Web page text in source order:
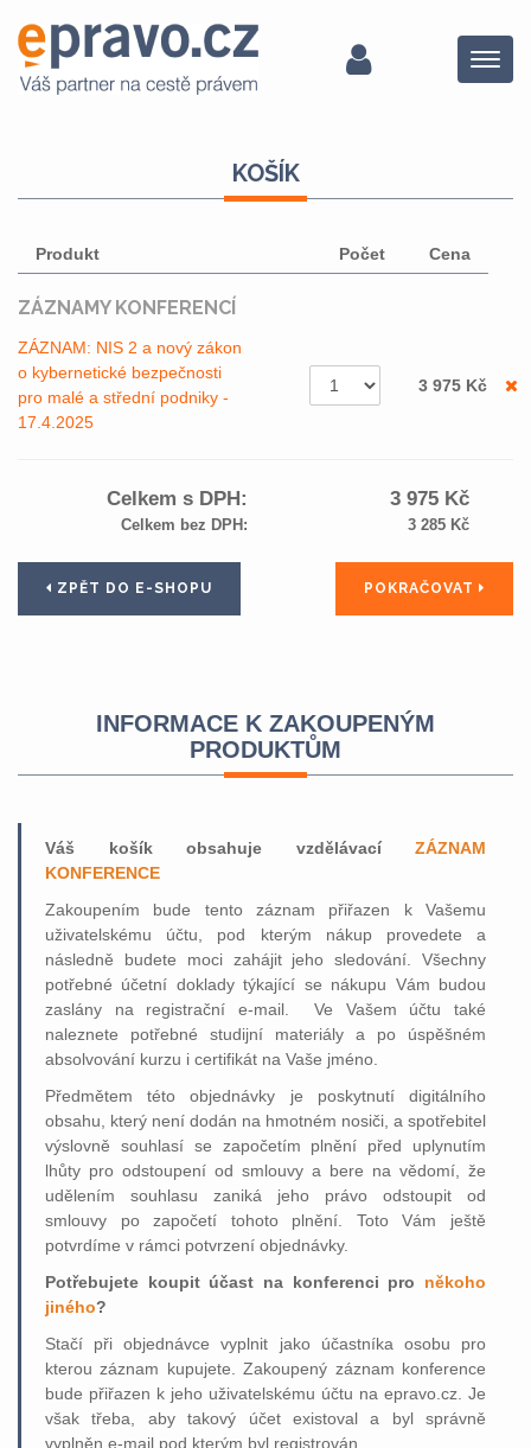
Menu
KOŠÍK
Produkt Počet Cena
ZÁZNAMY KONFERENCÍ
ZÁZNAM: NIS 2 a nový zákon
o kybernetické bezpečnosti
pro malé a střední podniky -
17.4.2025
3 975Kč
Celkem s DPH: 3 975Kč
Celkem bez DPH: 3 285Kč
ZPĚT DO E-SHOPU POKRAČOVAT
INFORMACE K ZAKOUPENÝM
PRODUKTŮM
Váš košík obsahuje vzdělávací ZÁZNAM
KONFERENCE
Zakoupením bude tento záznam přiřazen k Vašemu
uživatelskému účtu, pod kterým nákup provedete a
následně budete moci zahájit jeho sledování. Všechny
potřebné účetní doklady týkající se nákupu Vám budou
zaslány na registrační e-mail. Ve Vašem účtu také
naleznete potřebné studijní materiály a po úspěšném
absolvování kurzu i certifikát na Vaše jméno.
Předmětem této objednávky je poskytnutí digitálního
obsahu, který není dodán na hmotném nosiči, a spotřebitel
výslovně souhlasí se započetím plnění před uplynutím
lhůty pro odstoupení od smlouvy a bere na vědomí, že
udělením souhlasu zaniká jeho právo odstoupit od
smlouvy po započetí tohoto plnění. Toto Vám ještě
potvrdíme v rámci potvrzení objednávky.
Potřebujete koupit účast na konferenci pro někoho
jiného?
Stačí při objednávce vyplnit jako účastníka osobu pro
kterou záznam kupujete. Zakoupený záznam konference
bude přiřazen k jeho uživatelskému účtu na epravo.cz. Je
však třeba, aby takový účet existoval a byl správně
vyplněn e-mail pod kterým byl registrován.